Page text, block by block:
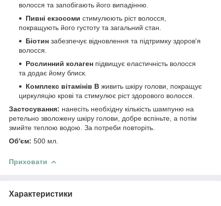
волосся та запобігають його випадінню.
Пивні екзосоми стимулюють ріст волосся,
покращують його густоту та загальний стан.
Біотин забезпечує відновлення та підтримку здоров'я
волосся.
Рослинний колаген підвищує еластичність волосся
та додає йому блиск.
Комплекс вітамінів В живить шкіру голови, покращує
циркуляцію крові та стимулює ріст здорового волосся.
Застосування: нанесіть необхідну кількість шампуню на
ретельно зволожену шкіру голови, добре вспіньте, а потім
змийте теплою водою. За потреби повторіть.
Об'єм: 500 мл.
Приховати
Характеристики